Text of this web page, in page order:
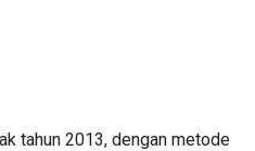
tahun 2013, dengan metode